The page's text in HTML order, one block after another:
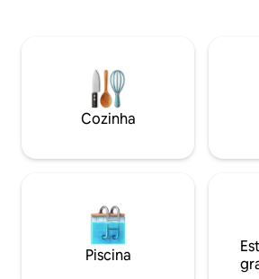
sorrisos calorosos de Craig e sua
Craig é uma pessoa muito atenciosa.
nos trouxe muitas surpresas pequenas,
mas doces: músicas da estrela favorita
um chá preto quente para estômago
ou ainda melhor. Eu diria que Craig e
88place adicionaram muitas memórias
preciosas de nossas férias em Chiang
Mai. Eu sugiro fortemente escolher o
Cozinha
Piscina